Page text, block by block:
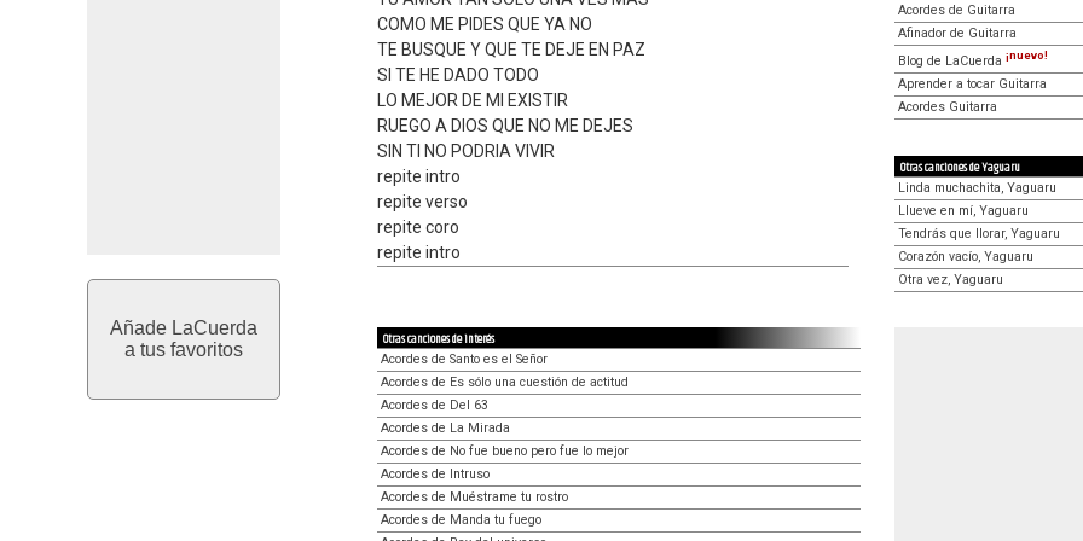
Añade LaCuerda
a tus favoritos
COMO ME PIDES QUE YA NO
TE BUSQUE Y QUE TE DEJE EN PAZ
SI TE HE DADO TODO
LO MEJOR DE MI EXISTIR
RUEGO A DIOS QUE NO ME DEJES
SIN TI NO PODRIA VIVIR
repite intro
repite verso
repite coro
repite intro
Acordes de Guitarra
Afinador de Guitarra
Blog de LaCuerda ¡nuevo!
Aprender a tocar Guitarra
Acordes Guitarra
Otras canciones de Yaguaru
Linda muchachita, Yaguaru
Llueve en mí, Yaguaru
Tendrás que llorar, Yaguaru
Corazón vacío, Yaguaru
Otra vez, Yaguaru
Otras canciones de interés
Acordes de Santo es el Señor
Acordes de Es sólo una cuestión de actitud
Acordes de Del 63
Acordes de La Mirada
Acordes de No fue bueno pero fue lo mejor
Acordes de Intruso
Acordes de Muéstrame tu rostro
Acordes de Manda tu fuego